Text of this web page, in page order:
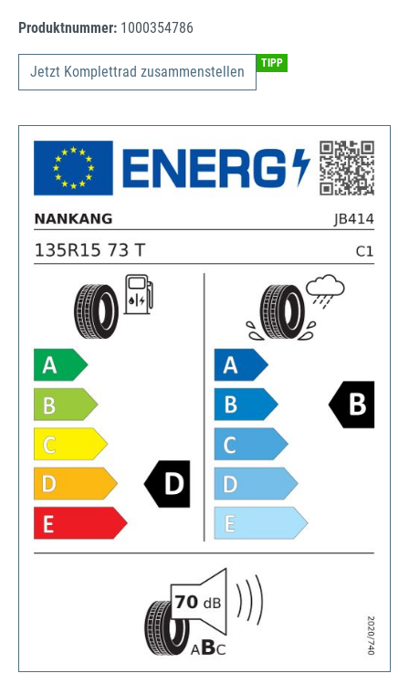
Produktnummer: 1000354786
Jetzt Komplettrad zusammenstellen TIPP